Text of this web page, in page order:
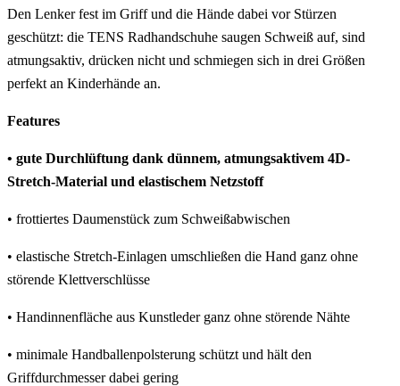
Den Lenker fest im Griff und die Hände dabei vor Stürzen
geschützt: die TENS Radhandschuhe saugen Schweiß auf, sind
atmungsaktiv, drücken nicht und schmiegen sich in drei Größen
perfekt an Kinderhände an.
Features
• gute Durchlüftung dank dünnem, atmungsaktivem 4D-
Stretch-Material und elastischem Netzstoff
• frottiertes Daumenstück zum Schweißabwischen
• elastische Stretch-Einlagen umschließen die Hand ganz ohne
störende Klettverschlüsse
• Handinnenfläche aus Kunstleder ganz ohne störende Nähte
• minimale Handballenpolsterung schützt und hält den
Griffdurchmesser dabei gering